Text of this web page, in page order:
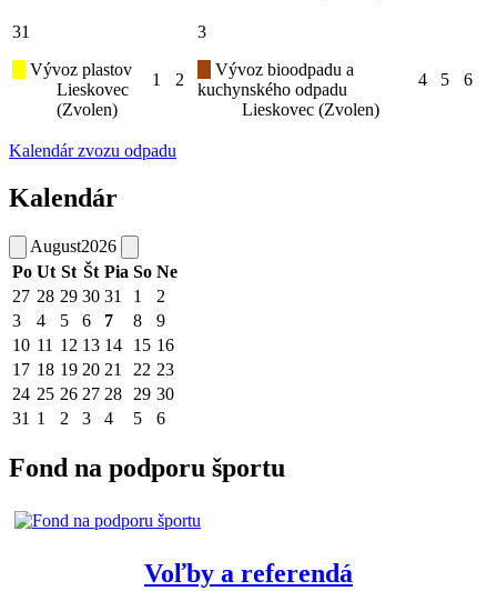
31
Vývoz plastov
Lieskovec
(Zvolen)
1 2
3
Vývoz bioodpadu a
kuchynského odpadu
Lieskovec (Zvolen)
4 5 6
Kalendár zvozu odpadu
Kalendár
August2026
Po Ut St Št Pia So Ne
27 28 29 30 31 1
2
3
4 5 6 7 8
9
10 11 12 13 14 15 16
17 18 19 20 21 22 23
24 25 26 27 28 29 30
31 1 2 3 4 5 6
Fond na podporu športu
Voľby a referendá